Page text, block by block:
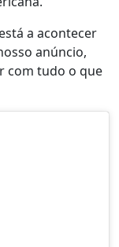
a acontecer
anúncio,
com tudo o que